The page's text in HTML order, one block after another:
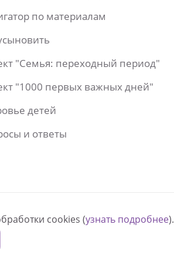
по материалам
"Семья: переходный период"
"1000 первых важных дней"
детей
и ответы
cookies (узнать подробнее).